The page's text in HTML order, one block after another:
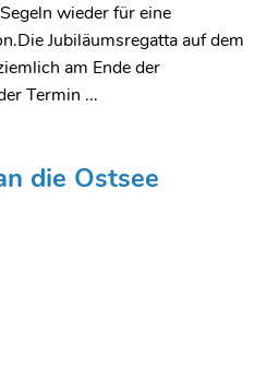
wieder für eine
Jubiläumsregatta auf dem
am Ende der
Termin ...
die Ostsee